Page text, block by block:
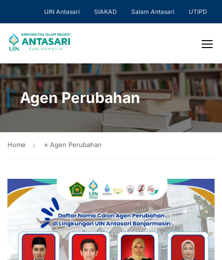
UIN Antasari SIAKAD Salam Antasari UTIPD
Agen Perubahan
Home » Agen Perubahan